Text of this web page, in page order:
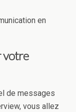
en
votre
de messages
vous allez